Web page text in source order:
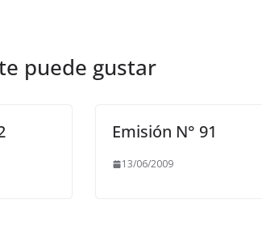
puede gustar
Emisión N° 91
13/06/2009